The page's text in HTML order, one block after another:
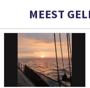
MEEST